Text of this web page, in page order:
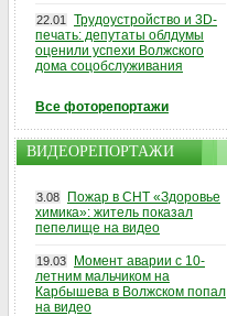
22.01
Трудоустройство и 3D-
печать: депутаты облдумы
оценили успехи Волжского
дома соцобслуживания
Все фоторепортажи
ВИДЕОРЕПОРТАЖИ
3.08
Пожар в СНТ «Здоровье
химика»: житель показал
пепелище на видео
19.03
Момент аварии с 10-
летним мальчиком на
Карбышева в Волжском попал
на видео